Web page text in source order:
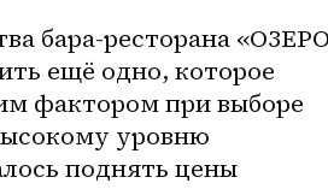
бара-ресторана
ещё одно, которое
фактором при выборе
уровню
поднять цены